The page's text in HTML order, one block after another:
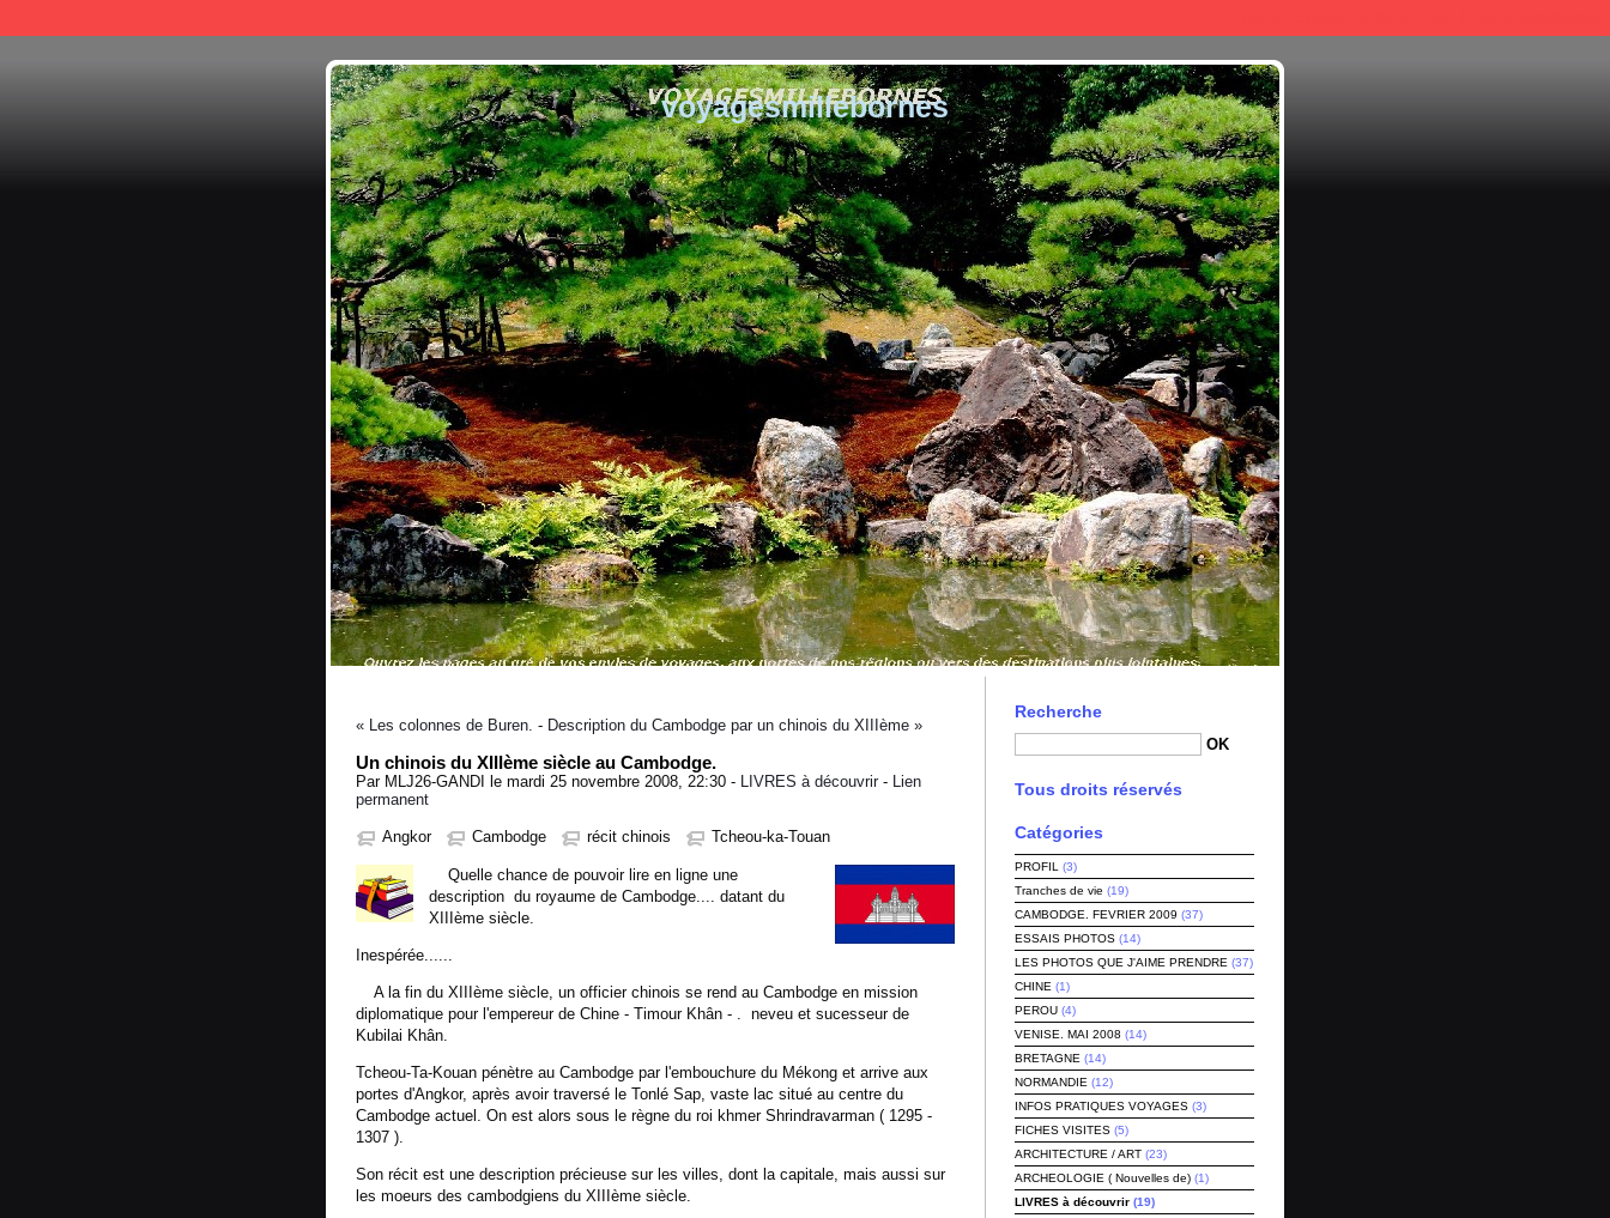
voyagesmillebornes
« Les colonnes de Buren. - Description du Cambodge par un chinois du XIIIème »
Un chinois du XIIIème siècle au Cambodge.
Par MLJ26-GANDI le mardi 25 novembre 2008, 22:30 - LIVRES à découvrir- Lien
permanent
Angkor Cambodge récit chinois Tcheou-ka-Touan
Quelle chance de pouvoir lire en ligne une
description du royaume de Cambodge.... datant du
XIIIème siècle.
Inespérée......
A la fin du XIIIème siècle, un officier chinois se rend au Cambodge en mission
diplomatique pour l'empereur de Chine - Timour Khân - . neveu et sucesseur de
Kubilai Khân.
Tcheou-Ta-Kouan pénètre au Cambodge par l'embouchure du Mékong et arrive aux
portes d'Angkor, après avoir traversé le Tonlé Sap, vaste lac situé au centre du
Cambodge actuel. On est alors sous le règne du roi khmer Shrindravarman ( 1295 -
1307 ).
Son récit est une description précieuse sur les villes, dont la capitale, mais aussi sur
les moeurs des cambodgiens du XIIIème siècle.
Recherche
Tous droits réservés
Catégories
PROFIL
(3)
Tranches de vie (19)
CAMBODGE. FEVRIER 2009 (37)
ESSAIS PHOTOS (14)
LES PHOTOS QUE J'AIME PRENDRE (37)
CHINE (1)
PEROU (4)
VENISE. MAI 2008 (14)
BRETAGNE (14)
NORMANDIE (12)
INFOS PRATIQUES VOYAGES (3)
FICHES VISITES (5)
ARCHITECTURE / ART (23)
ARCHEOLOGIE ( Nouvelles de) (1)
LIVRES à découvrir (19)